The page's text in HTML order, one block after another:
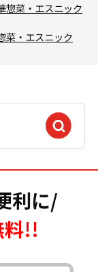
惣菜・エスニック
菜・エスニック
利に/
料!!